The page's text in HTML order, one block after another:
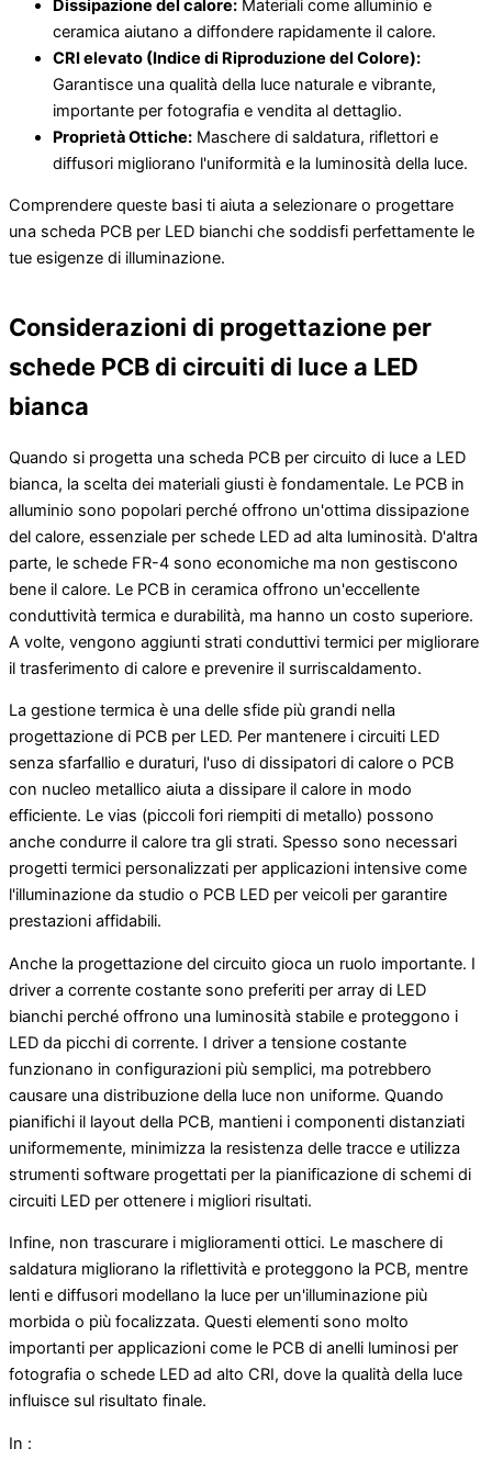
Dissipazione del calore: Materiali come alluminio e
ceramica aiutano a diffondere rapidamente il calore.
CRI elevato (Indice di Riproduzione del Colore):
Garantisce una qualità della luce naturale e vibrante,
importante per fotografia e vendita al dettaglio.
Proprietà Ottiche: Maschere di saldatura, riflettori e
diffusori migliorano l'uniformità e la luminosità della luce.
Comprendere queste basi ti aiuta a selezionare o progettare
una scheda PCB per LED bianchi che soddisfi perfettamente le
tue esigenze di illuminazione.
Considerazioni di progettazione per
schede PCB di circuiti di luce a LED
bianca
Quando si progetta una scheda PCB per circuito di luce a LED
bianca, la scelta dei materiali giusti è fondamentale. Le PCB in
alluminio sono popolari perché offrono un'ottima dissipazione
del calore, essenziale per schede LED ad alta luminosità. D'altra
parte, le schede FR-4 sono economiche ma non gestiscono
bene il calore. Le PCB in ceramica offrono un'eccellente
conduttività termica e durabilità, ma hanno un costo superiore.
A volte, vengono aggiunti strati conduttivi termici per migliorare
il trasferimento di calore e prevenire il surriscaldamento.
La gestione termica è una delle sfide più grandi nella
progettazione di PCB per LED. Per mantenere i circuiti LED
senza sfarfallio e duraturi, l'uso di dissipatori di calore o PCB
con nucleo metallico aiuta a dissipare il calore in modo
efficiente. Le vias (piccoli fori riempiti di metallo) possono
anche condurre il calore tra gli strati. Spesso sono necessari
progetti termici personalizzati per applicazioni intensive come
l'illuminazione da studio o PCB LED per veicoli per garantire
prestazioni affidabili.
Anche la progettazione del circuito gioca un ruolo importante. I
driver a corrente costante sono preferiti per array di LED
bianchi perché offrono una luminosità stabile e proteggono i
LED da picchi di corrente. I driver a tensione costante
funzionano in configurazioni più semplici, ma potrebbero
causare una distribuzione della luce non uniforme. Quando
pianifichi il layout della PCB, mantieni i componenti distanziati
uniformemente, minimizza la resistenza delle tracce e utilizza
strumenti software progettati per la pianificazione di schemi di
circuiti LED per ottenere i migliori risultati.
Infine, non trascurare i miglioramenti ottici. Le maschere di
saldatura migliorano la riflettività e proteggono la PCB, mentre
lenti e diffusori modellano la luce per un'illuminazione più
morbida o più focalizzata. Questi elementi sono molto
importanti per applicazioni come le PCB di anelli luminosi per
fotografia o schede LED ad alto CRI, dove la qualità della luce
influisce sul risultato finale.
In :